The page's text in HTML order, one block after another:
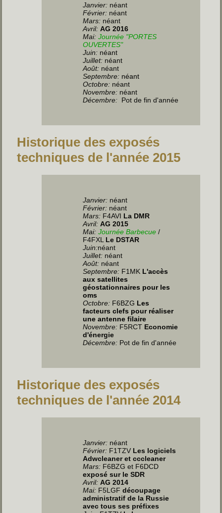
Janvier: néant
Février: néant
Mars: néant
Avril:AG 2016
Mai: Journée "PORTES
OUVERTES"
Juin: néant
Juillet: néant
Août: néant
Septembre: néant
Octobre: néant
Novembre: néant
Décembre: Pot de fin d'année
Historique des exposés
techniques de l'année 2015
Janvier: néant
Février: néant
Mars: F4AVI La DMR
Avril:AG 2015
Mai: Journée Barbecue /
F4FXL Le DSTAR
Juin:néant
Juillet: néant
Août: néant
Septembre: F1MK L'accès
aux satellites
géostationnaires pour les
oms
Octobre: F6BZG Les
facteurs clefs pour réaliser
une antenne filaire
Novembre: F5RCT Economie
d'énergie
Décembre: Pot de fin d'année
Historique des exposés
techniques de l'année 2014
Janvier: néant
Février: F1TZV Les logiciels
Adwcleaner et cccleaner
Mars: F6BZG et F6DCD
exposé sur le SDR
Avril:AG 2014
Mai: F5LGFdécoupage
administratif de la Russie
avec tous ses préfixes